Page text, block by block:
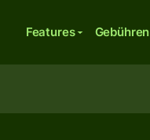
Features Gebühren